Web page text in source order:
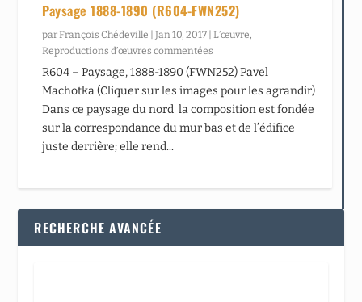
Paysage 1888-1890 (R604-FWN252)
parFrançois Chédeville |Jan 10, 2017 |L’œuvre,
Reproductions d’œuvres commentées
R604 – Paysage, 1888-1890 (FWN252) Pavel
Machotka (Cliquer sur les images pour les agrandir)
Dans ce paysage du nord la composition est fondée
sur la correspondance du mur bas et de l’édifice
juste derrière; elle rend...
RECHERCHE AVANCÉE